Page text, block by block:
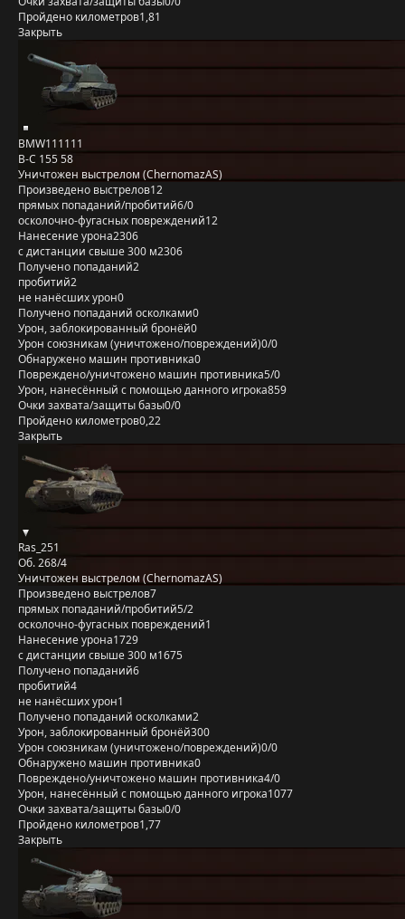
Пройдено километров1,81
Закрыть
BMW111111
B-C 155 58
Уничтожен выстрелом (ChernomazAS)
Произведено выстрелов12
прямых попаданий/пробитий6/0
осколочно-фугасных повреждений12
Нанесение урона2306
с дистанции свыше 300 м2306
Получено попаданий2
пробитий2
не нанёсших урон0
Получено попаданий осколками0
Урон, заблокированный бронёй0
Урон союзникам (уничтожено/повреждений)0/0
Обнаружено машин противника0
Повреждено/уничтожено машин противника5/0
Урон, нанесённый с помощью данного игрока859
Очки захвата/защиты базы0/0
Пройдено километров0,22
Закрыть
Ras_251
Об. 268/4
Уничтожен выстрелом (ChernomazAS)
Произведено выстрелов7
прямых попаданий/пробитий5/2
осколочно-фугасных повреждений1
Нанесение урона1729
с дистанции свыше 300 м1675
Получено попаданий6
пробитий4
не нанёсших урон1
Получено попаданий осколками2
Урон, заблокированный бронёй300
Урон союзникам (уничтожено/повреждений)0/0
Обнаружено машин противника0
Повреждено/уничтожено машин противника4/0
Урон, нанесённый с помощью данного игрока1077
Очки захвата/защиты базы0/0
Пройдено километров1,77
Закрыть